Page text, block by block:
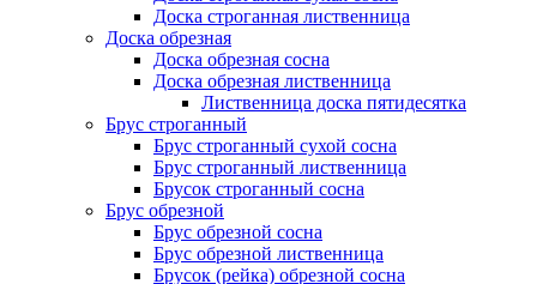
Доска строганная лиственница
Доска обрезная
Доска обрезная сосна
Доска обрезная лиственница
Лиственница доска пятидесятка
Брус строганный
Брус строганный сухой сосна
Брус строганный лиственница
Брусок строганный сосна
Брус обрезной
Брус обрезной сосна
Брус обрезной лиственница
Брусок (рейка) обрезной сосна